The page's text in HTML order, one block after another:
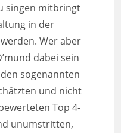
singen mitbringt
in der
Wer aber
dabei sein
sogenannten
und nicht
Top 4-
unumstritten,